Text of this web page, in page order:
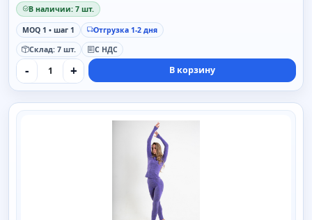
В наличии: 7 шт.
MOQ 1 • шаг 1
Отгрузка 1-2 дня
Склад: 7 шт.
С НДС
- + В корзину
SAIMAA